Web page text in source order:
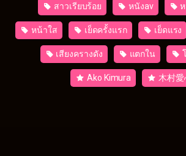
สาวเรียบร้อย หนังav
หน้าใส เย็ดครั้งแรก เย็ดแรง
เสียงครางดัง แตกใน
Ako Kimura 木村愛